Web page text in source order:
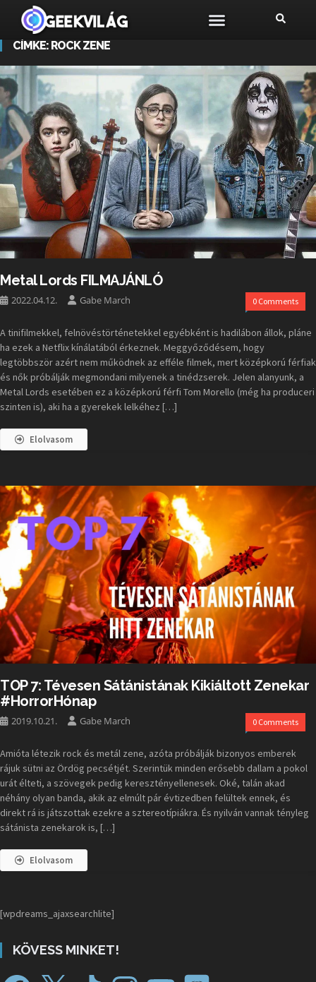
CÍMKE: ROCK ZENE
Metal Lords FILMAJÁNLÓ
2022.04.12. Gabe March 0 Comments
A tinifilmekkel, felnövéstörténetekkel egyébként is hadilábon állok, pláne
ha ezek a Netflix kínálatából érkeznek. Meggyőződésem, hogy
legtöbbször azért nem működnek az efféle filmek, mert középkorú férfiak
és nők próbálják megmondani milyenek a tinédzserek. Jelen alanyunk, a
Metal Lords esetében ez a középkorú férfi Tom Morello (még ha produceri
szinten is), aki ha a gyerekek lelkéhez […]
Elolvasom
TOP 7: Tévesen Sátánistának Kikiáltott Zenekar
#HorrorHónap
2019.10.21. Gabe March 0 Comments
Amióta létezik rock és metál zene, azóta próbálják bizonyos emberek
rájuk sütni az Ördög pecsétjét. Szerintük minden erősebb dallam a pokol
urát élteti, a szövegek pedig keresztényellenesek. Oké, talán akad
néhány olyan banda, akik az elmúlt pár évtizedben felültek ennek, és
direkt rá is játszottak ezekre a sztereotípiákra. És nyilván vannak tényleg
sátánista zenekarok is, […]
Elolvasom
[wpdreams_ajaxsearchlite]
KÖVESS MINKET!